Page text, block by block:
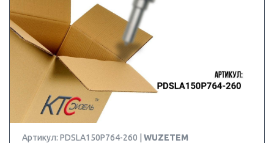
Артикул: PDSLA150P764-260 | WUZETEM